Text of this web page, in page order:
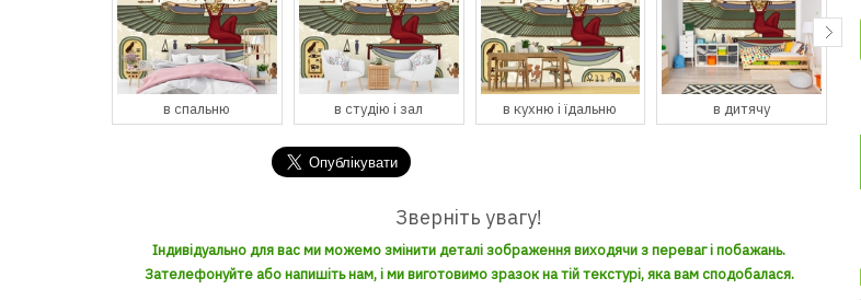
в студію і зал в кухню і їдальню в дитячу в гостьову
Зверніть увагу!
Індивідуально для вас ми можемо змінити деталі зображення виходячи з переваг і побажань.
Зателефонуйте або напишіть нам, і ми виготовимо зразок на тій текстурі, яка вам сподобалася.